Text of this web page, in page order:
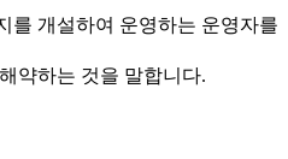
개설하여 운영하는 운영자를
약하는 것을 말합니다.